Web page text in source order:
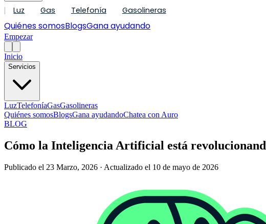
| Luz Gas Telefonía Gasolineras
Quiénes somosBlogsGana ayudando
Empezar
Inicio
Servicios
LuzTelefoníaGasGasolineras
Quiénes somosBlogsGana ayudandoChatea con Auro
BLOG
Cómo la Inteligencia Artificial está
Publicado el 23 Marzo, 2026 · Actualizado el 10 de mayo de 2026